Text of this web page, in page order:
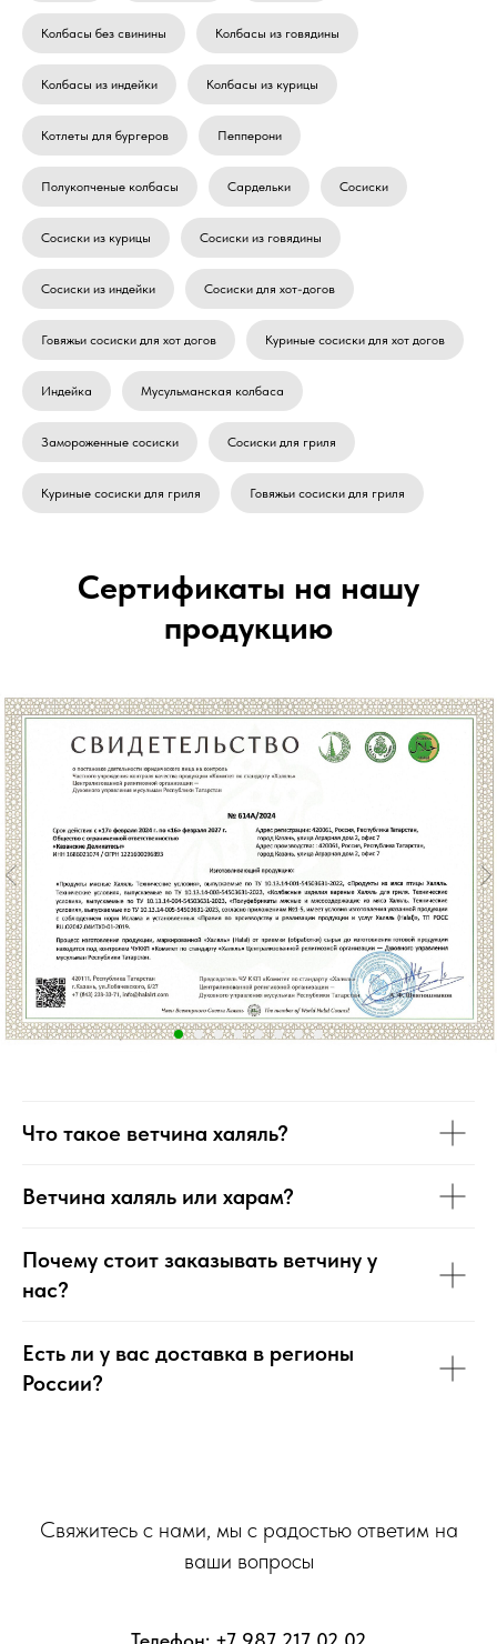
Колбасы без свинины Колбасы из говядины
Колбасы из индейки Колбасы из курицы
Котлеты для бургеров Пепперони
Полукопченые колбасы Сардельки Сосиски
Сосиски из курицы Сосиски из говядины
Сосиски из индейки Сосиски для хот-догов
Говяжьи сосиски для хот догов Куриные сосиски для хот догов
Индейка Мусульманская колбаса
Замороженные сосиски Сосиски для гриля
Куриные сосиски для гриля Говяжьи сосиски для гриля
Сертификаты на нашу
продукцию
Что такое ветчина халяль?
Ветчина халяль или харам?
Почему стоит заказывать ветчину у
нас?
Есть ли у вас доставка в регионы
России?
Свяжитесь с нами, мы с радостью ответим на
ваши вопросы